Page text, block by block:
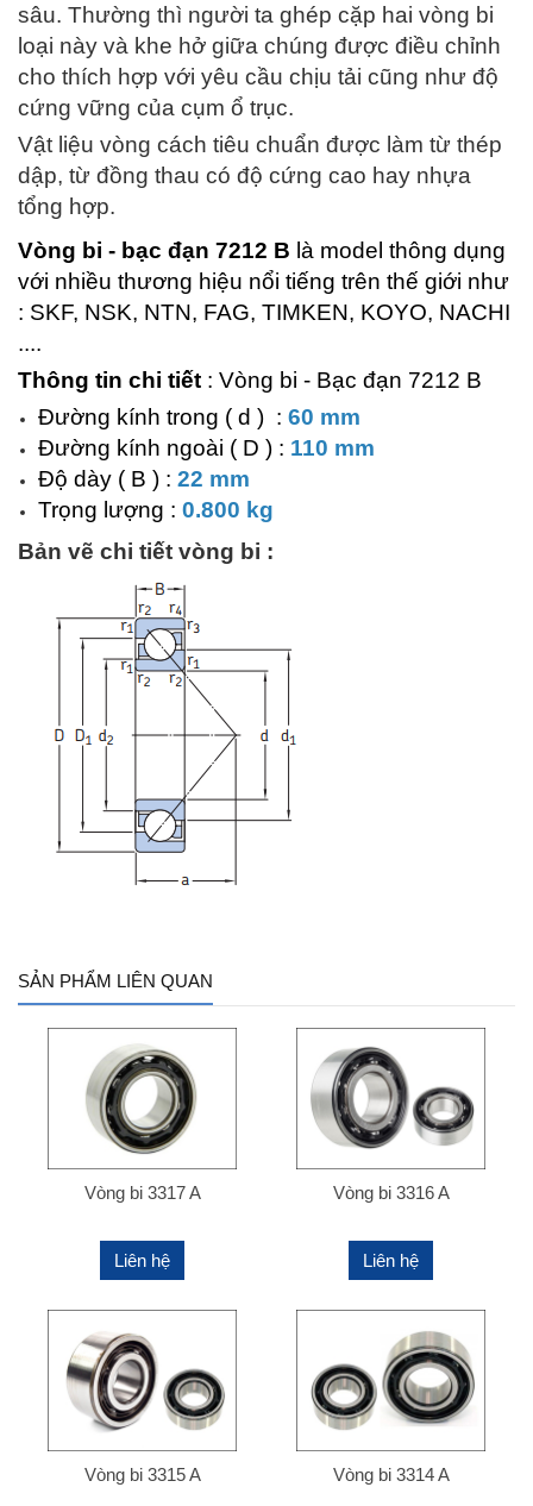
sâu. Thường thì người ta ghép cặp hai vòng bi
loại này và khe hở giữa chúng được điều chỉnh
cho thích hợp với yêu cầu chịu tải cũng như độ
cứng vững của cụm ổ trục.
Vật liệu vòng cách tiêu chuẩn được làm từ thép
dập, từ đồng thau có độ cứng cao hay nhựa
tổng hợp.
Vòng bi - bạc đạn 7212 B là model thông dụng
với nhiều thương hiệu nổi tiếng trên thế giới như
: SKF, NSK, NTN, FAG, TIMKEN, KOYO, NACHI
....
Thông tin chi tiết : Vòng bi - Bạc đạn 7212 B
Đường kính trong ( d ) : 60 mm
Đường kính ngoài ( D ) : 110 mm
Độ dày ( B ) : 22 mm
Trọng lượng : 0.800 kg
Bản vẽ chi tiết vòng bi :
SẢN PHẨM LIÊN QUAN
Vòng bi 3317 A
Liên hệ
Vòng bi 3316 A
Liên hệ
Vòng bi 3315 A Vòng bi 3314 A